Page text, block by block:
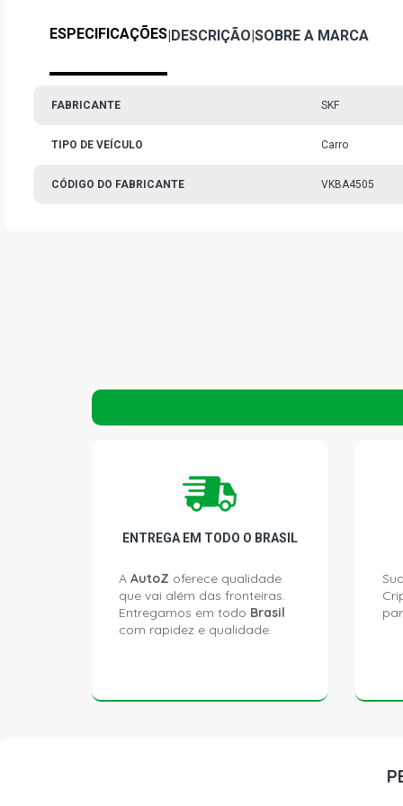
ESPECIFICAÇÕES|DESCRIÇÃO|SOBRE A MARCA
FABRICANTE SKF
TIPO DE VEÍCULO Carro
CÓDIGO DO FABRICANTE VKBA4505
ENTREGA EM TODO O BRASIL
A AutoZ oferece qualidade
que vai além das fronteiras.
Entregamos em todo Brasil
com rapidez e qualidade.